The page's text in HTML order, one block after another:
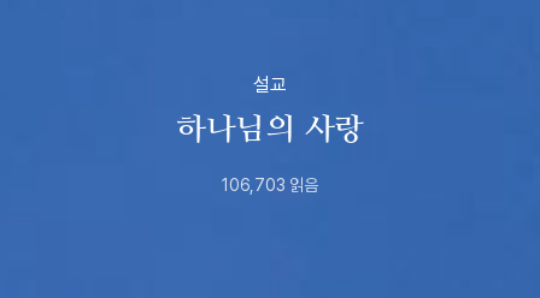
설교
하나님의 사랑
2022년
106,703 읽음